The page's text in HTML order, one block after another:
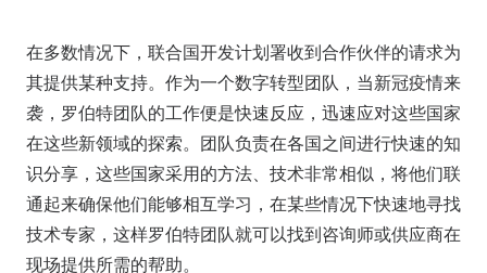
在多数情况下，联合国开发计划署收到合作伙伴的请求为
其提供某种支持。作为一个数字转型团队，当新冠疫情来
袭，罗伯特团队的工作便是快速反应，迅速应对这些国家
在这些新领域的探索。团队负责在各国之间进行快速的知
识分享，这些国家采用的方法、技术非常相似，将他们联
通起来确保他们能够相互学习，在某些情况下快速地寻找
技术专家，这样罗伯特团队就可以找到咨询师或供应商在
现场提供所需的帮助。